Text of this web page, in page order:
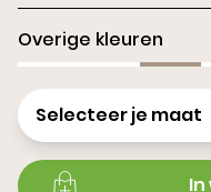
Overige kleuren
Selecteer je maat